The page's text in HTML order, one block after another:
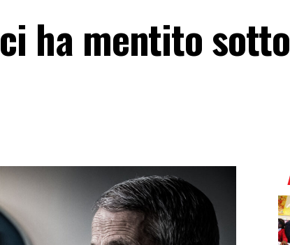
ha mentito sotto